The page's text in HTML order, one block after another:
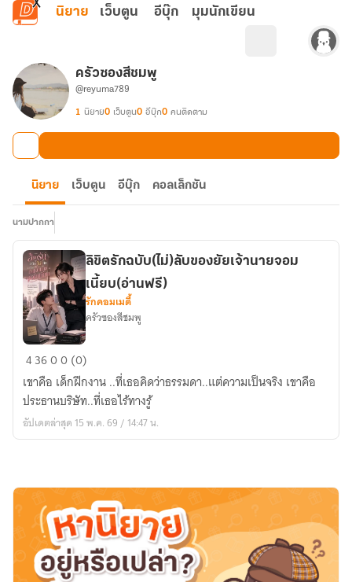
ข้ามไปยังเนื้อหาหลัก
นิยาย เว็บตูน อีบุ๊ก มุมนักเขียน
ครัวซองสีชมพู
@reyuma789
1 นิยาย0 เว็บตูน0 อีบุ๊ก0 คนติดตาม
นิยาย เว็บตูน อีบุ๊ก คอลเล็กชัน
นามปากกา
ลิขิต
ฉบับ(ไม่)ลับ
ของ
ยัย
จอม
เนี้ยบ(อ่าน
ฟรี)
ลิขิตรักฉบับ(ไม่)ลับของยัยเจ้านายจอม
เนี้ยบ(อ่านฟรี)
รักคอมเมดี้
ครัวซองสีชมพู
43600 (0)
เขาคือ เด็กฝึกงาน ..ที่เธอคิดว่าธรรมดา..แต่ความเป็นจริง เขาคือ
ประธานบริษัท..ที่เธอไร้ทางรู้
อัปเดตล่าสุด 15 พ.ค. 69 / 14:47 น.